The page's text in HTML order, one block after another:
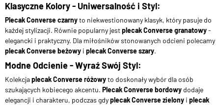
Klasyczne Kolory - Uniwersalność i Styl:
Plecak Converse czarnyto niekwestionowany klasyk, który pasuje do
każdej stylizacji. Równie popularny jestplecak Converse granatowy-
elegancki i praktyczny. Dla miłośników stonowanych odcieni polecamy
plecak Converse beżowy i plecak Converse szary.
Modne Odcienie - Wyraź Swój Styl:
Kolekcjaplecak Converse różowyto doskonały wybór dla osób
szukających kobiecego akcentu. Plecak Converse bordowy dodaje
elegancji i charakteru, podczas gdyplecak Converse zielony i plecak